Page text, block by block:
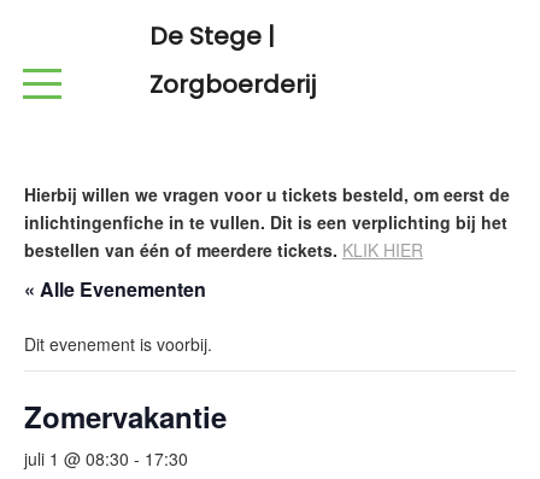
De Stege |
Zorgboerderij
Hierbij willen we vragen voor u tickets besteld, om eerst de
inlichtingenfiche in te vullen. Dit is een verplichting bij het
bestellen van één of meerdere tickets. KLIK HIER
« Alle Evenementen
Dit evenement is voorbij.
Zomervakantie
juli 1 @ 08:30 - 17:30